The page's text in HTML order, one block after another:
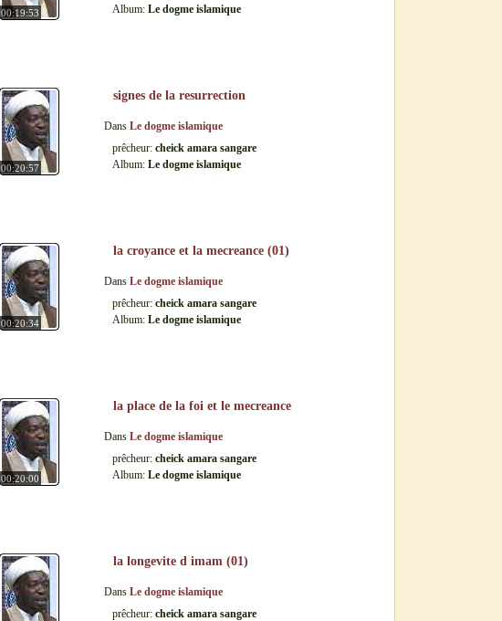
00:19:53
Album:Le dogme islamique
00:20:57
signes de la resurrection
Dans Le dogme islamique
prêcheur:cheick amara sangare
Album:Le dogme islamique
00:20:34
la croyance et la mecreance (01)
Dans Le dogme islamique
prêcheur:cheick amara sangare
Album:Le dogme islamique
00:20:00
la place de la foi et le mecreance
Dans Le dogme islamique
prêcheur:cheick amara sangare
Album:Le dogme islamique
la longevite d imam (01)
Dans Le dogme islamique
prêcheur:cheick amara sangare